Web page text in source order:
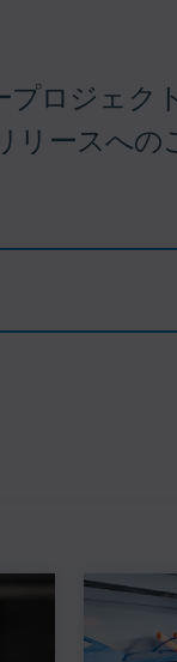
プロジェク
リースへ